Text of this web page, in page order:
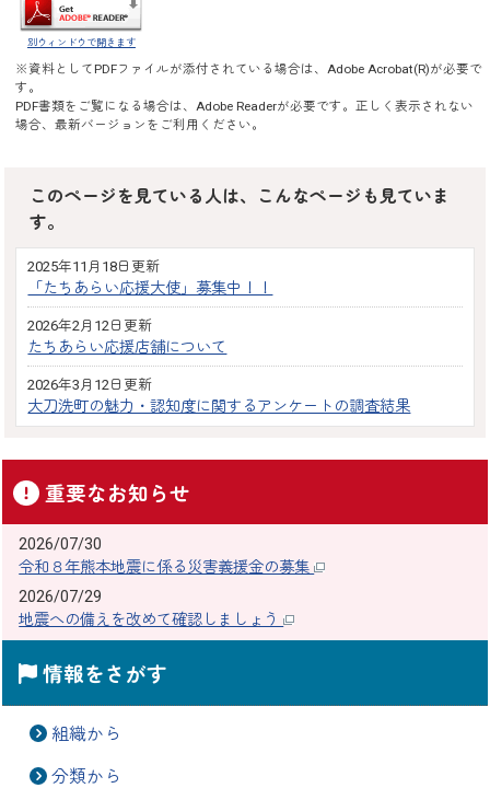
別ウィンドウで開きます
※資料としてPDFファイルが添付されている場合は、 Adobe Acrobat(R)が必要で
す。
PDF書類をご覧になる場合は、 Adobe Readerが必要です。正しく表示されない
場合、最新バージョンをご利用ください。
このページを見ている人は、こんなページも見ていま
す。
2025年11月18日更新
「たちあらい応援大使」募集中！！
2026年2月12日更新
たちあらい応援店舗について
2026年3月12日更新
大刀洗町の魅力・認知度に関するアンケートの調査結果
重要なお知らせ
2026/07/30
令和８年熊本地震に係る災害義援金の募集
2026/07/29
地震への備えを改めて確認しましょう
情報をさがす
組織から
分類から